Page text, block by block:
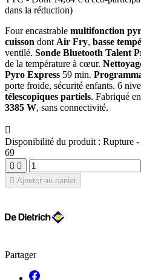
dans la réduction)
Four encastrable multifonction
cuisson dont Air Fry, basse
ventilé. Sonde Bluetooth Talent
de la température à cœur.
Pyro Express 59 min.
porte froide, sécurité enfants. 6
télescopiques partiels. Fabriqué en
3385 W, sans connectivité.

Disponibilité du produit : Rupture
69
 
 Ajouter au panier
Partager